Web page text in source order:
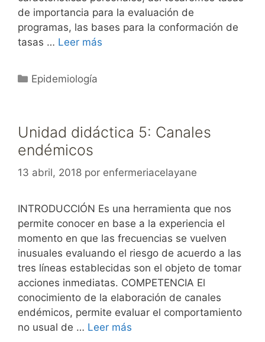
de importancia para la evaluación de
programas, las bases para la conformación de
tasas … Leer más
Categorías
Epidemiología
Unidad didáctica 5: Canales
endémicos
13 abril, 2018 por enfermeriacelayane
INTRODUCCIÓN Es una herramienta que nos
permite conocer en base a la experiencia el
momento en que las frecuencias se vuelven
inusuales evaluando el riesgo de acuerdo a las
tres líneas establecidas son el objeto de tomar
acciones inmediatas. COMPETENCIA El
conocimiento de la elaboración de canales
endémicos, permite evaluar el comportamiento
no usual de … Leer más